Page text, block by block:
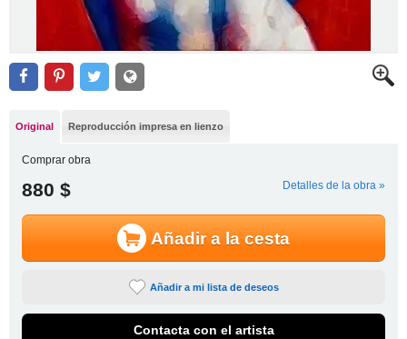
Original Reproducción impresa en lienzo
Comprar obra
880 $ Detalles de la obra »
Añadir a la cesta
Añadir a mi lista de deseos
Contacta con el artista